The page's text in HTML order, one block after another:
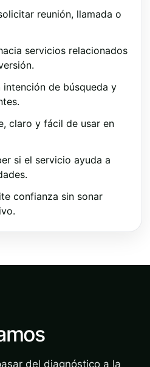
reunión, llamada o
servicios relacionados
intención de búsqueda y
claro y fácil de usar en
si el servicio ayuda a
confianza sin sonar
del diagnóstico a la